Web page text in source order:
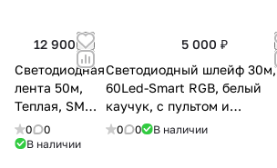
12 900 ₽
Светодиодная
лента 50м,
Теплая, SMD-
2835
0
0
В наличии
5 000 ₽
Светодиодный шлейф 30м,
60Led-Smart RGB, белый
каучук, с пультом и
комплектом креплений
0 0 В наличии